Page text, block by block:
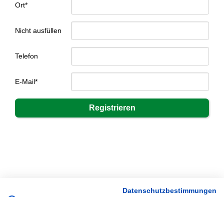
Ort*
Nicht ausfüllen
Telefon
E-Mail*
Datenschutzbestimmungen